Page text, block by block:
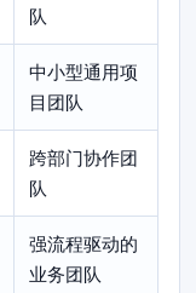
队
中小型通用项
目团队
跨部门协作团
队
强流程驱动的
业务团队